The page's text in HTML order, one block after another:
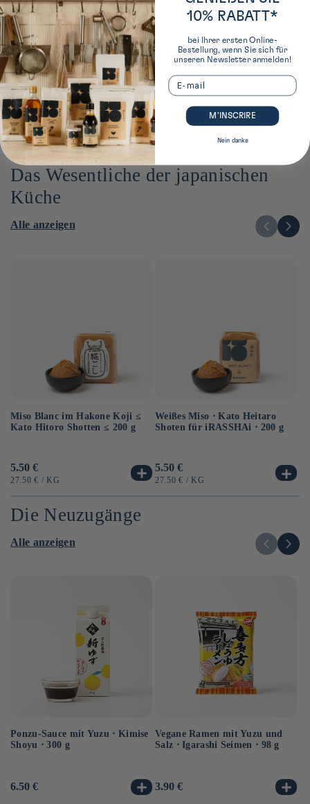
‹
Das Wesentliche der japanischen
Küche
Alle anzeigen
Miso Blanc im Hakone Koji ≤
Kato Hitoro Shotten ≤ 200 g
Normaler
Preis
5.50 €
GRUNDPREIS
27.50 € / PRO
KG
Weißes Miso ⋅ Kato Heitaro
Shoten für iRASSHAi ⋅ 200 g
Normaler
Preis
5.50 €
GRUNDPREIS
27.50 € / PRO
KG
Die Neuzugänge
Alle anzeigen
Ponzu-Sauce mit Yuzu ⋅ Kimise
Shoyu ⋅ 300 g
Normaler
6.50 €
Vegane Ramen mit Yuzu und
Salz ⋅ Igarashi Seimen ⋅ 98 g
Normaler
3.90 €
10% RABATT*
bei Ihrer ersten Online-
Bestellung, wenn Sie sich für
unseren Newsletter anmelden!
Email
M’INSCRIRE
Nein danke